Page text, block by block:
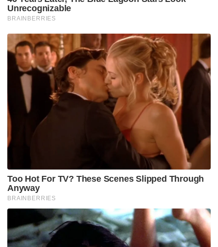
Unrecognizable
BRAINBERRIES
Too Hot For TV? These Scenes Slipped Through
Anyway
BRAINBERRIES